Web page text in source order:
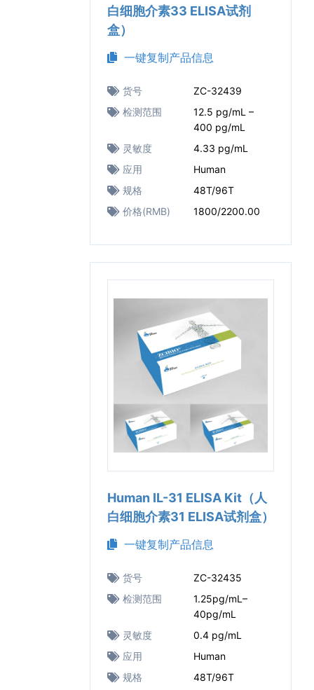
白细胞介素33 ELISA试剂
盒）
一键复制产品信息
货号
ZC-32439
检测范围
12.5 pg/mL –
400 pg/mL
灵敏度
4.33 pg/mL
应用
Human
规格
48T/96T
价格(RMB)
1800/2200.00
Human IL-31 ELISA Kit（人
白细胞介素31 ELISA试剂盒）
一键复制产品信息
货号
ZC-32435
检测范围
1.25pg/mL–
40pg/mL
灵敏度
0.4 pg/mL
应用
Human
规格
48T/96T